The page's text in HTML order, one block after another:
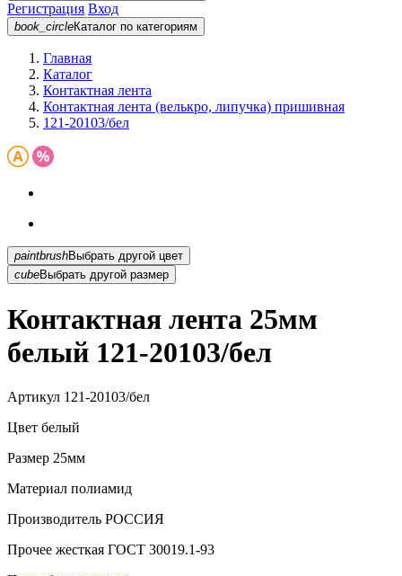
Регистрация Вход
book_circleКаталог по категориям
Главная
Каталог
Контактная лента
Контактная лента (велькро, липучка) пришивная
121-20103/бел
paintbrush
Выбрать другой цвет
cubeВыбрать другой размер
Контактная лента 25мм
белый 121-20103/бел
Артикул 121-20103/бел
Цвет белый
Размер 25мм
Материал полиамид
Производитель РОССИЯ
Прочее жесткая ГОСТ 30019.1-93